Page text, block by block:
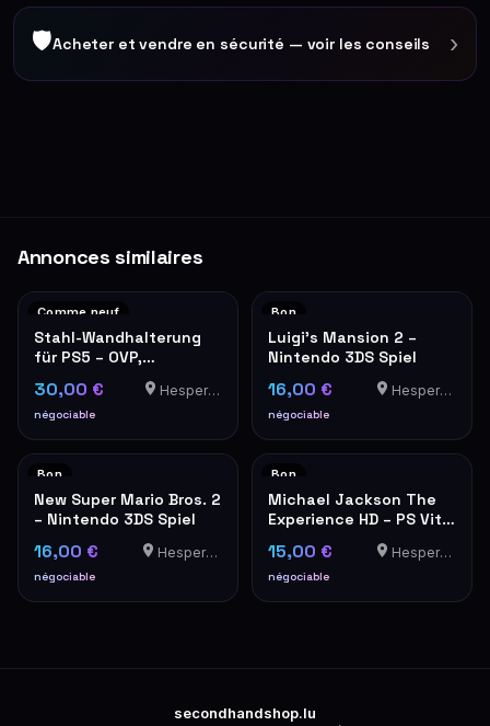
🛡Acheter et vendre en sécurité — voir les conseils ›
Annonces similaires
Comme neuf
Stahl-Wandhalterung
für PS5 – OVP,
30,00 €
négociable
Hesperange
Bon
Luigi's Mansion 2 –
Nintendo 3DS Spiel
16,00 €
négociable
Hesperange
Bon
New Super Mario Bros. 2
– Nintendo 3DS Spiel
16,00 €
négociable
Hesperange
Bon
Michael Jackson The
Experience HD – PS Vita
15,00 €
négociable
Hesperange
secondhandshop.lu